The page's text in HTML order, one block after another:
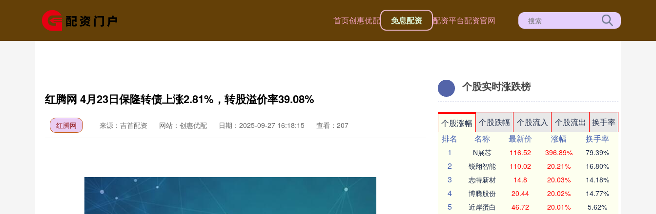
首页创惠优配 免息配资 配资平台配资官网
红腾网 4月23日保隆转债上涨2.81%，转股溢价率39.08%
红腾网 来源：吉首配资 网站：创惠优配 日期：2025-09-27 16:18:15 查看：207
个股实时涨跌榜
个股涨幅 个股跌幅 个股流入 个股流出
换手率
排名
名称 最新价 涨幅
换手率
1
N展芯 116.52 396.89% 79.39%
2 锐翔智能 110.02 20.21% 16.80%
3 志特新材 14.8 20.03% 14.18%
4 博腾股份 20.44 20.02% 14.77%
5 近岸蛋白 46.72 20.01% 5.62%